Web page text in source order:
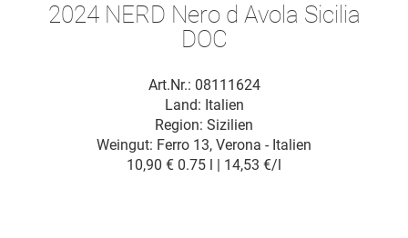
2024 NERD Nero d Avola Sicilia
DOC
Art.Nr.: 08111624
Weingut: Ferro 13, Verona - Italien
Region: Sizilien
Land: Italien
10,90 € 0.75 l | 14,53 €/l